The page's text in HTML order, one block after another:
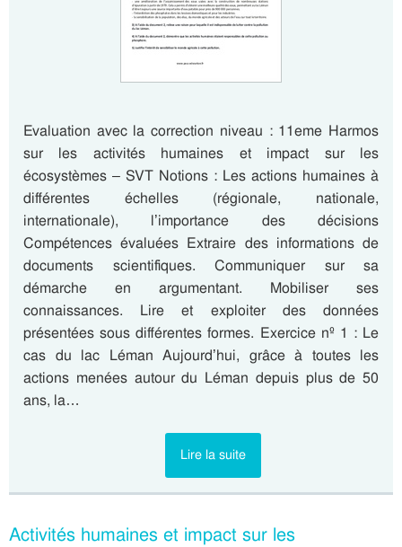
Evaluation avec la correction niveau : 11eme Harmos
sur les activités humaines et impact sur les
écosystèmes – SVT Notions : Les actions humaines à
différentes échelles (régionale, nationale,
internationale), l’importance des décisions
Compétences évaluées Extraire des informations de
documents scientifiques. Communiquer sur sa
démarche en argumentant. Mobiliser ses
connaissances. Lire et exploiter des données
présentées sous différentes formes. Exercice nº 1 : Le
cas du lac Léman Aujourd’hui, grâce à toutes les
actions menées autour du Léman depuis plus de 50
ans, la…
Lire la suite
Activités humaines et impact sur les